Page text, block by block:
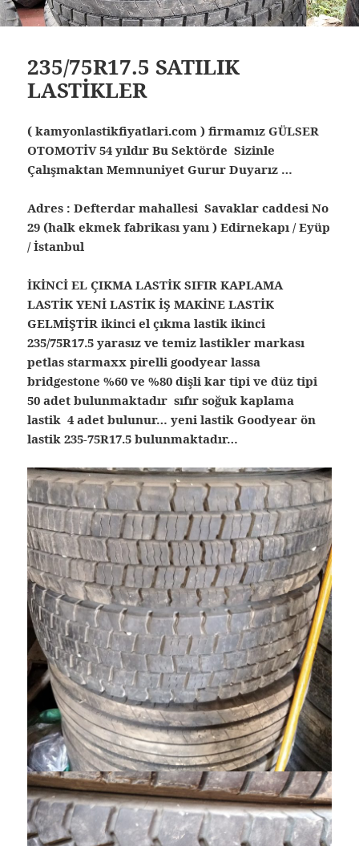
235/75R17.5 SATILIK
LASTİKLER
( kamyonlastikfiyatlari.com ) firmamız GÜLSER
OTOMOTİV 54 yıldır Bu Sektörde Sizinle
Çalışmaktan Memnuniyet Gurur Duyarız …
Adres : Defterdar mahallesi Savaklar caddesi No
29 (halk ekmek fabrikası yanı ) Edirnekapı / Eyüp
/ İstanbul
İKİNCİ EL ÇIKMA LASTİK SIFIR KAPLAMA
LASTİK YENİ LASTİK İŞ MAKİNE LASTİK
GELMİŞTİR ikinci el çıkma lastik ikinci
235/75R17.5 yarasız ve temiz lastikler markası
petlas starmaxx pirelli goodyear lassa
bridgestone %60 ve %80 dişli kar tipi ve düz tipi
50 adet bulunmaktadır sıfır soğuk kaplama
lastik 4 adet bulunur… yeni lastik Goodyear ön
lastik 235-75R17.5 bulunmaktadır…